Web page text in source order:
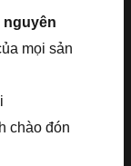
nguyên
mọi sản
chào đón